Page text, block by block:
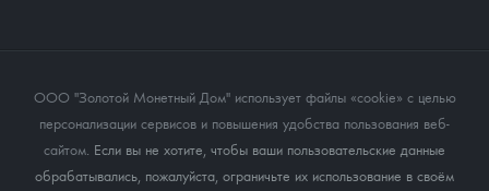
ООО "Золотой Монетный Дом" использует файлы «cookie» с целью
персонализации сервисов и повышения удобства пользования веб-
сайтом. Если вы не хотите, чтобы ваши пользовательские данные
обрабатывались, пожалуйста, ограничьте их использование в своём